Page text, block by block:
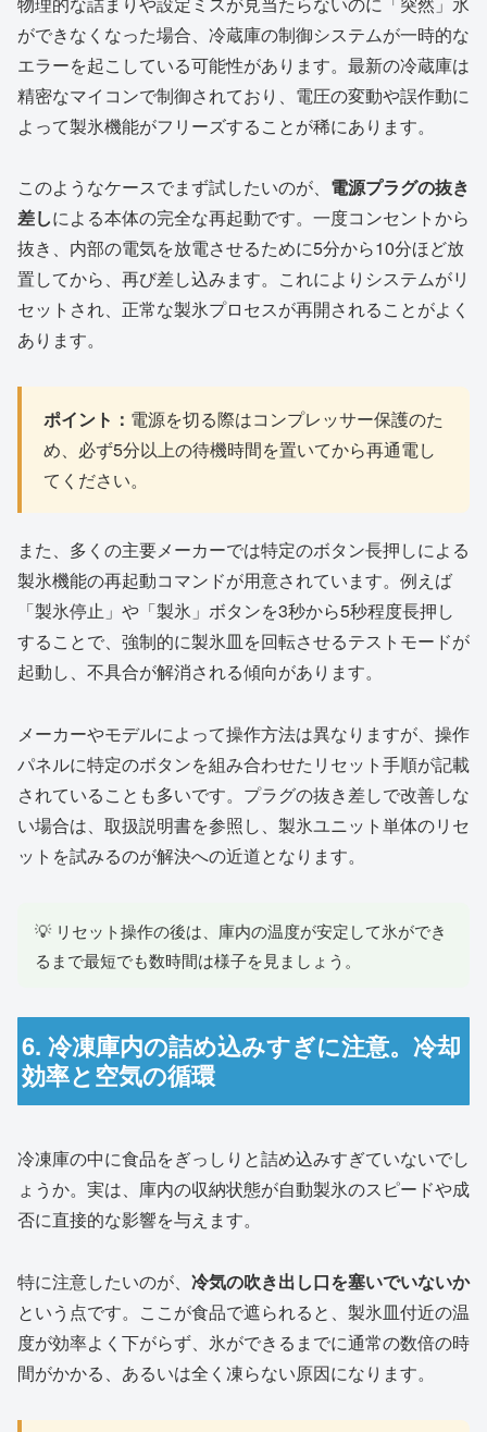
ができなくなった場合、冷蔵庫の制御システムが一時的な
エラーを起こしている可能性があります。最新の冷蔵庫は
精密なマイコンで制御されており、電圧の変動や誤作動に
よって製氷機能がフリーズすることが稀にあります。
このようなケースでまず試したいのが、 電源プラグの抜き
差しによる本体の完全な再起動です。一度コンセントから
抜き、内部の電気を放電させるために5分から10分ほど放
置してから、再び差し込みます。これによりシステムがリ
セットされ、正常な製氷プロセスが再開されることがよく
あります。
ポイント： 電源を切る際はコンプレッサー保護のた
め、必ず5分以上の待機時間を置いてから再通電し
てください。
また、多くの主要メーカーでは特定のボタン長押しによる
製氷機能の再起動コマンドが用意されています。例えば
「製氷停止」や「製氷」ボタンを3秒から5秒程度長押し
することで、強制的に製氷皿を回転させるテストモードが
起動し、不具合が解消される傾向があります。
メーカーやモデルによって操作方法は異なりますが、操作
パネルに特定のボタンを組み合わせたリセット手順が記載
されていることも多いです。プラグの抜き差しで改善しな
い場合は、取扱説明書を参照し、製氷ユニット単体のリセ
ットを試みるのが解決への近道となります。
💡 リセット操作の後は、庫内の温度が安定して氷ができ
るまで最短でも数時間は様子を見ましょう。
6. 冷凍庫内の詰め込みすぎに注意。冷却
効率と空気の循環
冷凍庫の中に食品をぎっしりと詰め込みすぎていないでし
ょうか。実は、庫内の収納状態が自動製氷のスピードや成
否に直接的な影響を与えます。
特に注意したいのが、 冷気の吹き出し口を塞いでいないか
という点です。ここが食品で遮られると、製氷皿付近の温
度が効率よく下がらず、氷ができるまでに通常の数倍の時
間がかかる、あるいは全く凍らない原因になります。